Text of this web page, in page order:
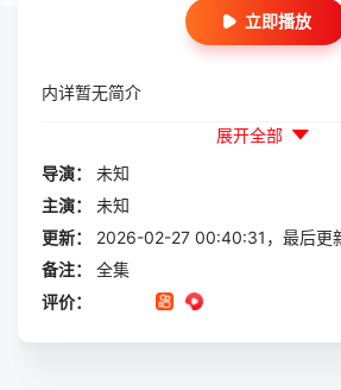
立即播放
内详暂无简介
展开全部
导演：
未知
主演：
未知
更新：
2026-02-27 00:40:31，最后更
备注：
全集
评价：